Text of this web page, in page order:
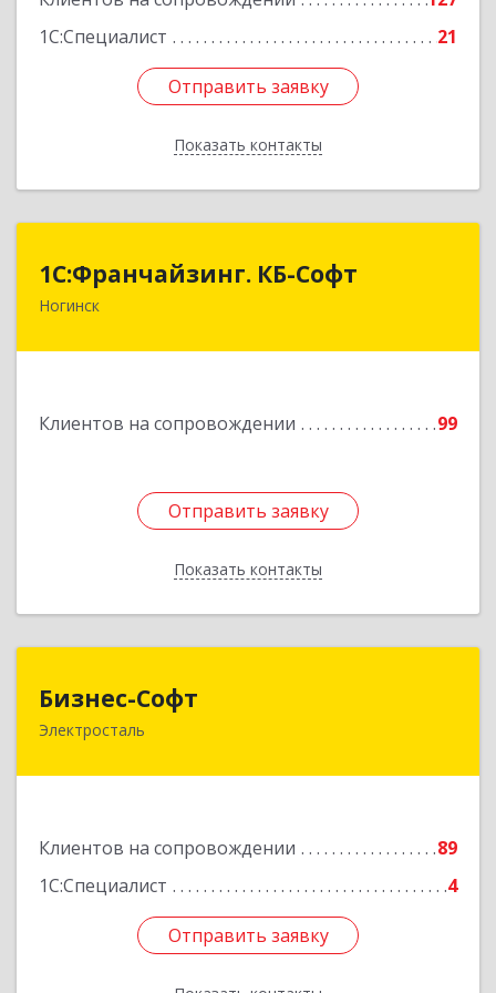
1С:Специалист
21
Отправить заявку
Показать контакты
Отправить заявку
Назад
1С:Франчайзинг. КБ-Софт
Ногинск
Клиентов на сопровождении 99
Отправить заявку
Показать контакты
1С:Франчайзинг. КБ-Софт
142400, Московская обл, г.о Богородский,
Подробнее
Отправить заявку
Назад
Бизнес-Софт
Электросталь
Клиентов на сопровождении
89
1С:Специалист
4
Отправить заявку
144000, Московская обл, Электросталь г, Карла
Отправить заявку